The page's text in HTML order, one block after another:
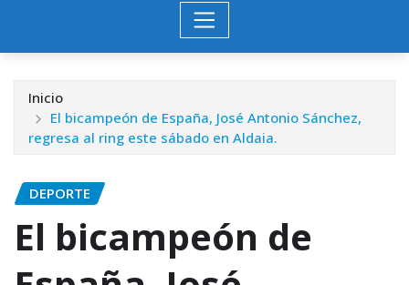
Inicio
El bicampeón de España, José Antonio Sánchez,
regresa al ring este sábado en Aldaia.
DEPORTE
El bicampeón de